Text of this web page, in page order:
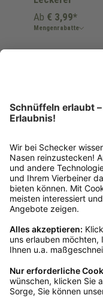
Ab € 3,99*
Mengenrabatte
Ja, du hast ein
originalverpackt
Retourelabels